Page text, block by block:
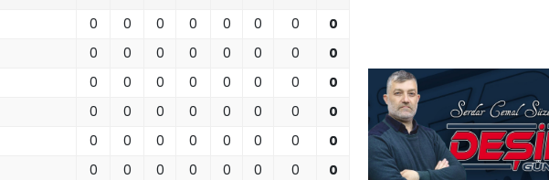
0 0 0 0 0 0 0
0
0 0 0 0 0 0 0
0
0 0 0 0 0 0 0
0
0 0 0 0 0 0 0
0
0 0 0 0 0 0 0
0
0 0 0 0 0 0 0
0